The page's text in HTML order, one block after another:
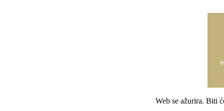
Web se ažurira. Biti